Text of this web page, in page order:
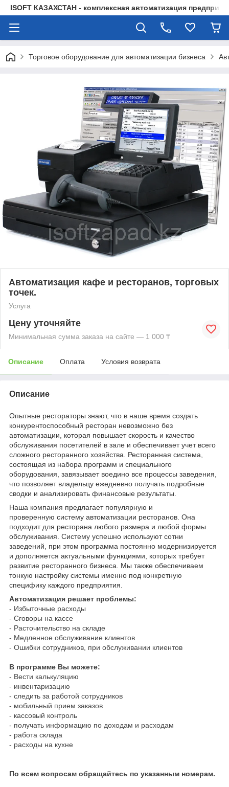
ISOFT КАЗАХСТАН - комплексная автоматизация
Торговое оборудование для автоматизации бизнеса
Автоматизация кафе и ресторанов, торговых
точек.
Услуга
Цену уточняйте
Минимальная сумма заказа на сайте — 1 000 ₸
Описание Оплата Условия возврата
Описание
Опытные рестораторы знают, что в наше время создать
конкурентоспособный ресторан невозможно без
автоматизации, которая повышает скорость и качество
обслуживания посетителей в зале и обеспечивает учет всего
сложного ресторанного хозяйства. Ресторанная система,
состоящая из набора программ и специального
оборудования, завязывает воедино все процессы заведения,
что позволяет владельцу ежедневно получать подробные
сводки и анализировать финансовые результаты.
Наша компания предлагает популярную и
проверенную систему автоматизации ресторанов. Она
подходит для ресторана любого размера и любой формы
обслуживания. Систему успешно используют сотни
заведений, при этом программа постоянно модернизируется
и дополняется актуальными функциями, которых требует
развитие ресторанного бизнеса. Мы также обеспечиваем
тонкую настройку системы именно под конкретную
специфику каждого предприятия.
Автоматизация решает проблемы:
- Избыточные расходы
- Сговоры на кассе
- Расточительство на складе
- Медленное обслуживание клиентов
- Ошибки сотрудников, при обслуживании клиентов
В программе Вы можете:
- Вести калькуляцию
- инвентаризацию
- следить за работой сотрудников
- мобильный прием заказов
- кассовый контроль
- получать информацию по доходам и расходам
- работа склада
- расходы на кухне
По всем вопросам обращайтесь по указанным номерам.